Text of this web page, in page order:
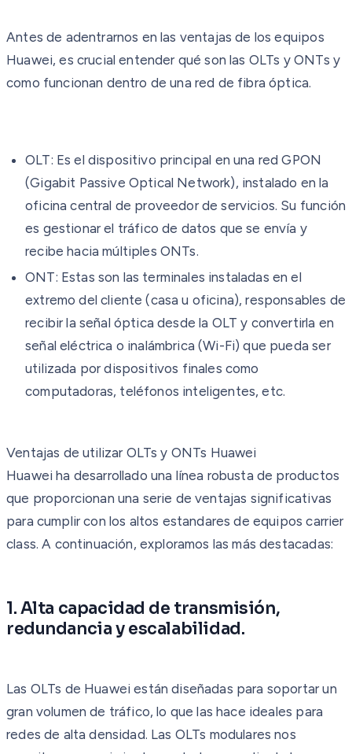
Antes de adentrarnos en las ventajas de los equipos
Huawei, es crucial entender qué son las OLTs y ONTs y
como funcionan dentro de una red de fibra óptica.
OLT: Es el dispositivo principal en una red GPON
(Gigabit Passive Optical Network), instalado en la
oficina central de proveedor de servicios. Su función
es gestionar el tráfico de datos que se envía y
recibe hacia múltiples ONTs.
ONT: Estas son las terminales instaladas en el
extremo del cliente (casa u oficina), responsables de
recibir la señal óptica desde la OLT y convertirla en
señal eléctrica o inalámbrica (Wi-Fi) que pueda ser
utilizada por dispositivos finales como
computadoras, teléfonos inteligentes, etc.
Ventajas de utilizar OLTs y ONTs Huawei
Huawei ha desarrollado una línea robusta de productos
que proporcionan una serie de ventajas significativas
para cumplir con los altos estandares de equipos carrier
class. A continuación, exploramos las más destacadas:
1. Alta capacidad de transmisión,
redundancia y escalabilidad.
Las OLTs de Huawei están diseñadas para soportar un
gran volumen de tráfico, lo que las hace ideales para
redes de alta densidad. Las OLTs modulares nos